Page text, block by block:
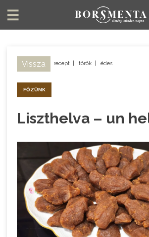
Vissza recept török édes
FŐZÜNK
Liszthelva – un